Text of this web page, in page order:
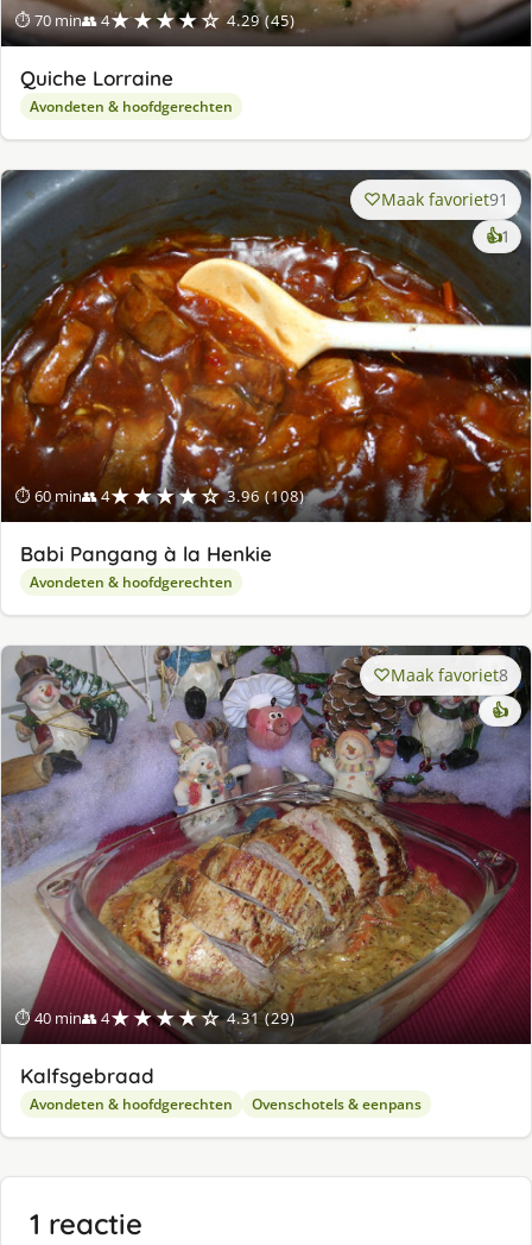
⏱ 70 min👥 4★★★★☆ 4.29 (45)
Quiche Lorraine
Avondeten & hoofdgerechten
⏱ 60 min👥 4★★★★☆ 3.96 (108)
Maak favoriet91
👍1
Babi Pangang à la Henkie
Avondeten & hoofdgerechten
⏱ 40 min👥 4★★★★☆ 4.31 (29)
Maak favoriet8
👍
Kalfsgebraad
Avondeten & hoofdgerechten Ovenschotels & eenpans
1 reactie